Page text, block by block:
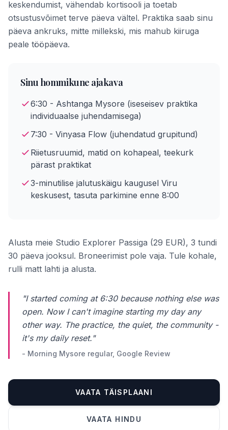
keskendumist, vähendab kortisooli ja toetab
otsustusvõimet terve päeva vältel. Praktika saab sinu
päeva ankruks, mitte millekski, mis mahub kiiruga
peale tööpäeva.
Sinu hommikune ajakava
6:30 - Ashtanga Mysore (iseseisev praktika
individuaalse juhendamisega)
7:30 - Vinyasa Flow (juhendatud grupitund)
Riietusruumid, matid on kohapeal, teekurk
pärast praktikat
3-minutilise jalutuskäigu kaugusel Viru
keskusest, tasuta parkimine enne 8:00
Alusta meie Studio Explorer Passiga (29 EUR), 3 tundi
30 päeva jooksul. Broneerimist pole vaja. Tule kohale,
rulli matt lahti ja alusta.
"I started coming at 6:30 because nothing else was
open. Now I can't imagine starting my day any
other way. The practice, the quiet, the community -
it's my daily reset."
- Morning Mysore regular, Google Review
VAATA TÄISPLAANI
VAATA HINDU